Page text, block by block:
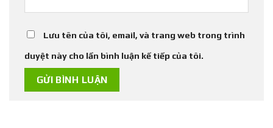
Lưu tên của tôi, email, và trang web trong trình
duyệt này cho lần bình luận kế tiếp của tôi.